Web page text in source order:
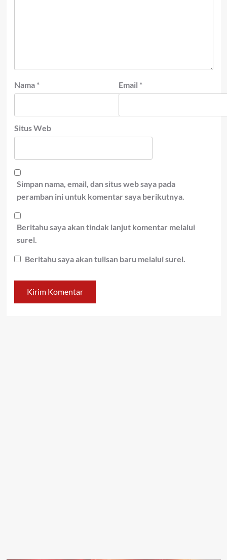
Nama * Email *
Situs Web
Simpan nama, email, dan situs web saya pada
peramban ini untuk komentar saya berikutnya.
Beritahu saya akan tindak lanjut komentar melalui
surel.
Beritahu saya akan tulisan baru melalui surel.